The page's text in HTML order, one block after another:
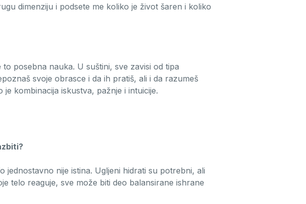
dimenziju i podsete me koliko je život šaren i koliko
posebna nauka. U suštini, sve zavisi od tipa
svoje obrasce i da ih pratiš, ali i da razumeš
kombinacija iskustva, pažnje i intuicije.
jednostavno nije istina. Ugljeni hidrati su potrebni, ali
telo reaguje, sve može biti deo balansirane ishrane